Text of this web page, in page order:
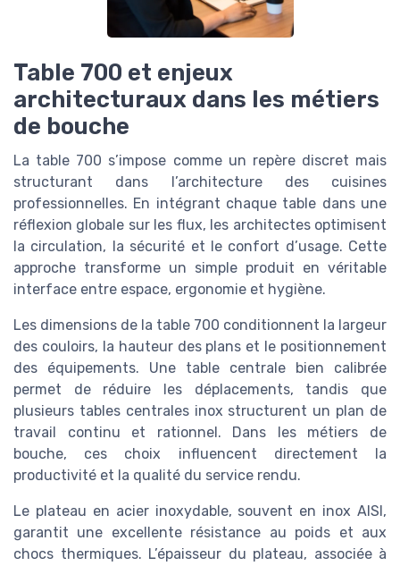
Table 700 et enjeux
architecturaux dans les métiers
de bouche
La table 700 s’impose comme un repère discret mais
structurant dans l’architecture des cuisines
professionnelles. En intégrant chaque table dans une
réflexion globale sur les flux, les architectes optimisent
la circulation, la sécurité et le confort d’usage. Cette
approche transforme un simple produit en véritable
interface entre espace, ergonomie et hygiène.
Les dimensions de la table 700 conditionnent la largeur
des couloirs, la hauteur des plans et le positionnement
des équipements. Une table centrale bien calibrée
permet de réduire les déplacements, tandis que
plusieurs tables centrales inox structurent un plan de
travail continu et rationnel. Dans les métiers de
bouche, ces choix influencent directement la
productivité et la qualité du service rendu.
Le plateau en acier inoxydable, souvent en inox AISI,
garantit une excellente résistance au poids et aux
chocs thermiques. L’épaisseur du plateau, associée à